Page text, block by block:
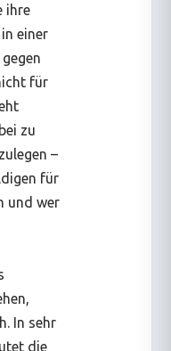
ihre
einer
für
zu
–
für
und wer
In sehr
die